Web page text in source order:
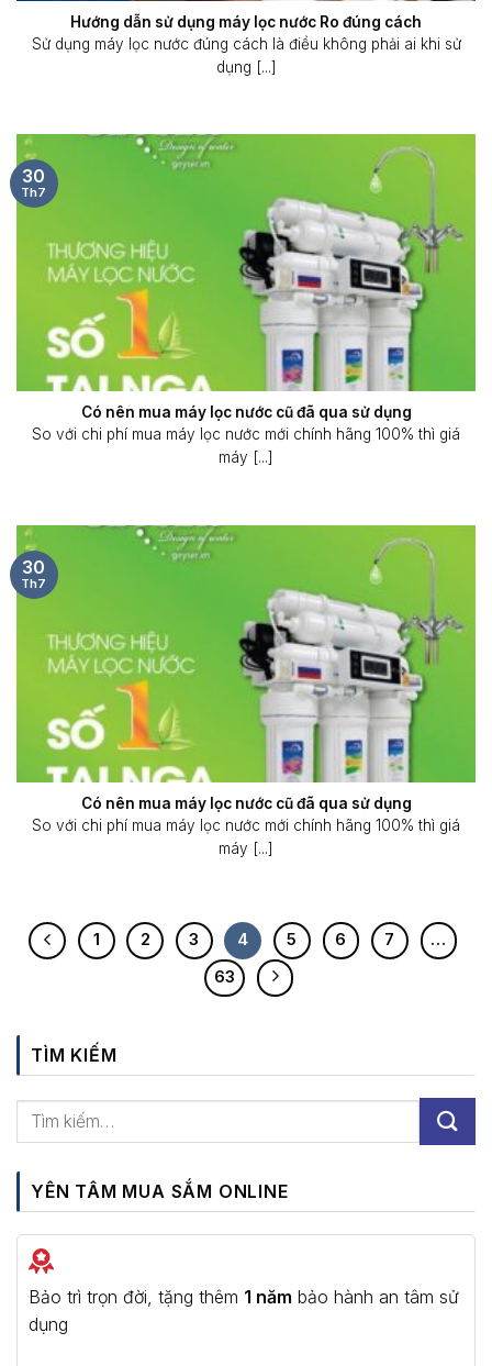
Hướng dẫn sử dụng máy lọc nước Ro đúng cách
Sử dụng máy lọc nước đúng cách là điều không phải ai khi sử
dụng [...]
Có nên mua máy lọc nước cũ đã qua sử dụng
So với chi phí mua máy lọc nước mới chính hãng 100% thì giá
máy [...]
30
Th7
Có nên mua máy lọc nước cũ đã qua sử dụng
So với chi phí mua máy lọc nước mới chính hãng 100% thì giá
máy [...]
30
Th7
1 2 3 4 5 6 7
…
63
TÌM KIẾM
YÊN TÂM MUA SẮM ONLINE
Bảo trì trọn đời, tặng thêm 1 năm bảo hành an tâm sử
dụng